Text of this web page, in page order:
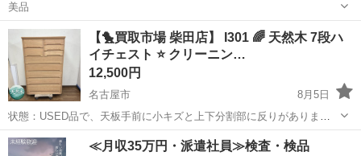
美品
愛知 愛西市 六輪駅 収納家具
【🐤買取市場 柴田店】 I301 🌈 天然木 7段ハ
イチェスト ⭐ クリーニン…
12,500円
名古屋市
8月5日
状態：USED品で、天板手前に小キズと上下分割部に反りがありま
す。(下から5段目の引き出しが若干閉めにくいです） ※クリーニング
済。 ※こちらの商品は他のサイトや店頭でも同時販売しております。
愛知 名古屋市 収納家具 ハイチェスト
≪月収35万円・派遣社員≫検査・検品